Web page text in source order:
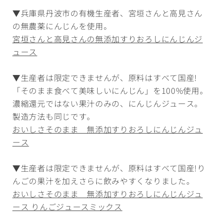
▼兵庫県丹波市の有機生産者、宮垣さんと高見さん
の無農薬にんじんを使用。
宮垣さんと高見さんの無添加すりおろしにんじんジ
ュース
▼生産者は限定できませんが、原料はすべて国産!
「そのまま食べて美味しいにんじん」を100%使用。
濃縮還元ではない果汁のみの、にんじんジュース。
製造方法も同じです。
おいしさそのまま 無添加すりおろしにんじんジュ
ース
▼生産者は限定できませんが、原料はすべて国産!り
んごの果汁を加えさらに飲みやすくなりました。
おいしさそのまま 無添加すりおろしにんじんジュ
ース りんごジュースミックス